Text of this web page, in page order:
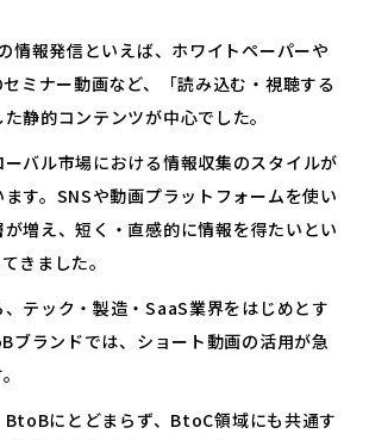
情報発信といえば、ホワイトペーパーや
ミナー動画など、「読み込む・視聴する
静的コンテンツが中心でした。
ーバル市場における情報収集のスタイルが
す。SNSや動画プラットフォームを使い
増え、短く・直感的に情報を得たいとい
きました。
テック・製造・SaaS業界をはじめとす
ブランドでは、ショート動画の活用が急
BtoBにとどまらず、BtoC領域にも共通す